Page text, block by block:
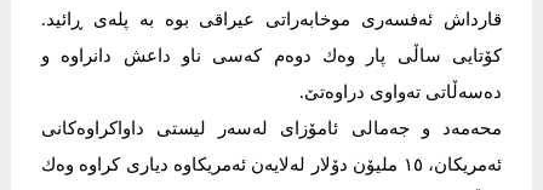
قارداش ئه‌فسه‌ری موخابه‌راتی عیراقی بوه‌ به‌ پله‌ی ڕائید.
كۆتایی ساڵی پار وه‌ك دوه‌م كه‌سی ناو داعش دانراوه‌ و
ده‌سه‌ڵاتی ته‌واوی دراوه‌تێ.
محه‌مه‌د و جه‌مالی ئامۆزای له‌سه‌ر لیستی داواكراوه‌كانی
ئه‌مریكان، ١٥ ملیۆن دۆلار له‌لایه‌ن ئه‌مریكاوه‌ دیاری كراوه‌ وه‌ك